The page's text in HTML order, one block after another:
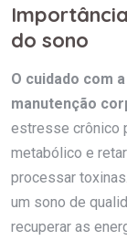
do sono
O cuidado com
manutenção
estresse crônico
metabólico e
processar
um sono de
recuperar as